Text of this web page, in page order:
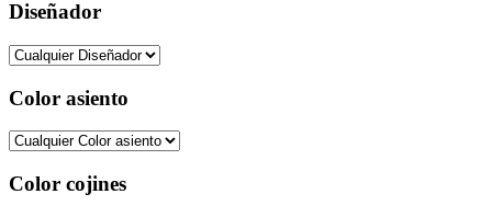
Diseñador
Color asiento
Color cojines